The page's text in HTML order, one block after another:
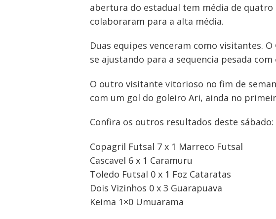
abertura do estadual tem média de
colaboraram para a alta média.
Duas equipes venceram como visitantes.
se ajustando para a sequencia pesada
O outro visitante vitorioso no fim de
com um gol do goleiro Ari, ainda no
Confira os outros resultados deste sábado:
Copagril Futsal 7 x 1 Marreco Futsal
Cascavel 6 x 1 Caramuru
Toledo Futsal 0 x 1 Foz Cataratas
Dois Vizinhos 0 x 3 Guarapuava
Keima 1×0 Umuarama